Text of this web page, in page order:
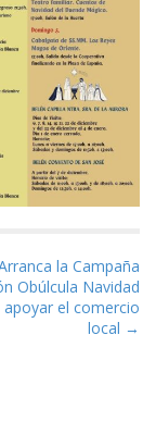
la Campaña
Obúlcula Navidad
apoyar el comercio
local →